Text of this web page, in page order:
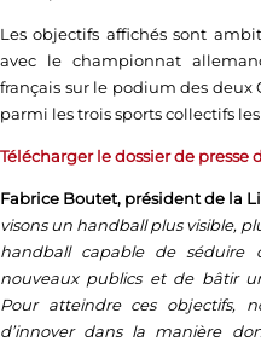
Les objectifs affichés sont
avec le championnat
français sur le podium des deux
parmi les trois sports collectifs
Télécharger le dossier de
Fabrice Boutet, président de la
visons un handball plus visible,
handball capable de séduire
nouveaux publics et de bâtir
Pour atteindre ces objectifs,
d’innover dans la manière